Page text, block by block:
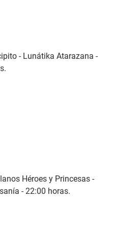
- Lunátika Atarazana -
Héroes y Princesas -
- 22:00 horas.